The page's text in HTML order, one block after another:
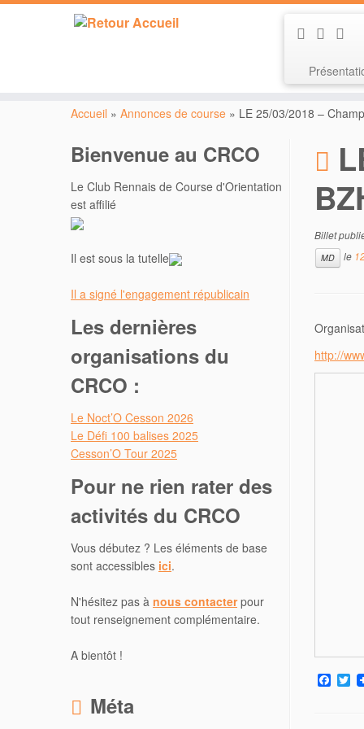
Accueil » Annonces de course » LE 25/03/2018 –
Bienvenue au CRCO
Le Club Rennais de Course d'Orientation
est affilié
Il est sous la tutelle
Il a signé l'engagement républicain
Les dernières
organisations du
CRCO :
Le Noct’O Cesson 2026
Le Défi 100 balises 2025
Cesson’O Tour 2025
Pour ne rien rater des
activités du CRCO
Vous débutez ? Les éléments de base
sont accessibles ici.
N'hésitez pas à nous contacterpour
tout renseignement complémentaire.
A bientôt !
Méta
Billet
MD le
http://
F
a
T
w